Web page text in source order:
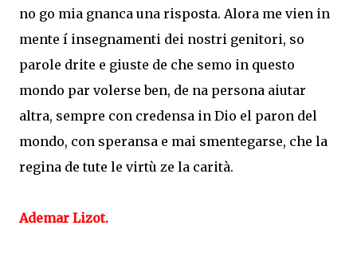
no go mia gnanca una risposta. Alora me vien in
mente í insegnamenti dei nostri genitori, so
parole drite e giuste de che semo in questo
mondo par volerse ben, de na persona aiutar
altra, sempre con credensa in Dio el paron del
mondo, con speransa e mai smentegarse, che la
regina de tute le virtù ze la carità.
Ademar Lizot.